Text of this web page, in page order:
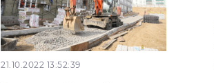
21.10.2022 13:52:39